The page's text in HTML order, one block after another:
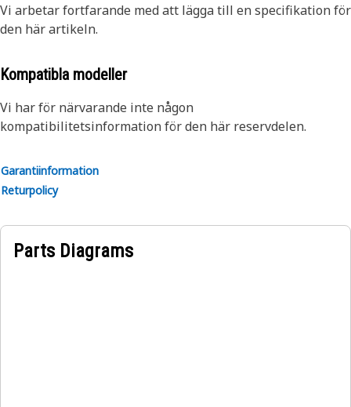
Vi arbetar fortfarande med att lägga till en specifikation för
den här artikeln.
Kompatibla modeller
Vi har för närvarande inte någon
kompatibilitetsinformation för den här reservdelen.
Garantiinformation
Returpolicy
Parts Diagrams